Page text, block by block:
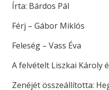
Írta: Bárdos Pál
Férj – Gábor Miklós
Feleség – Vass Éva
A felvételt Liszkai Károly
Zenéjét összeállította: